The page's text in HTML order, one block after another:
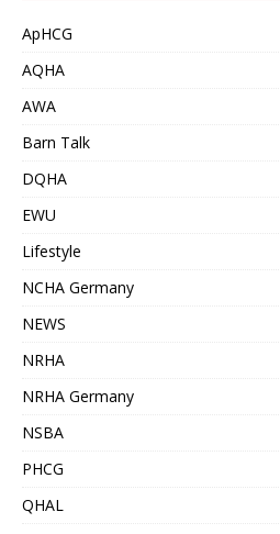
ApHCG
AQHA
AWA
Barn Talk
DQHA
EWU
Lifestyle
NCHA Germany
NEWS
NRHA
NRHA Germany
NSBA
PHCG
QHAL